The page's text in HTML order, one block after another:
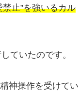
止”を強いるカル
ていたのです。
神操作を受けてい